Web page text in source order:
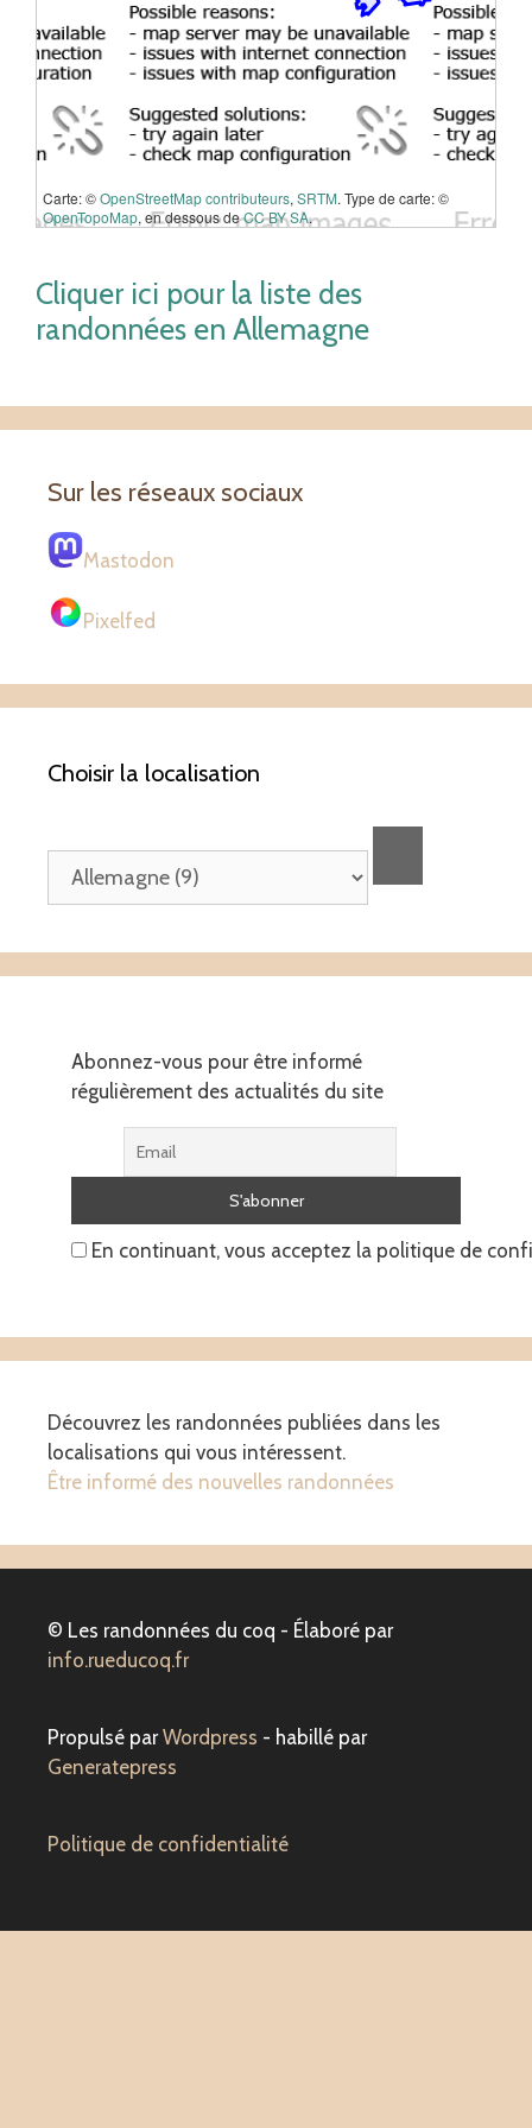
Carte: ©OpenStreetMap contributeurs, SRTM. Type de carte: ©
OpenTopoMap, en dessous deCC BY SA.
Cliquer ici pour la liste des
randonnées en Allemagne
Sur les réseaux sociaux
Mastodon
Pixelfed
Choisir la localisation
Abonnez-vous pour être informé
régulièrement des actualités du site
En continuant, vous acceptez la politique de
Découvrez les randonnées publiées dans les
localisations qui vous intéressent.
Être informé des nouvelles randonnées
© Les randonnées du coq - Élaboré par
info.rueducoq.fr
Propulsé parWordpress - habillé par
Generatepress
Politique de confidentialité